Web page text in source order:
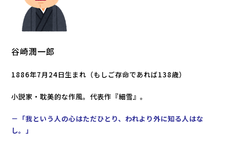
谷崎潤一郎
1886年7月24日生まれ（もしご存命であれば138歳）
小説家・耽美的な作風。代表作『細雪』。
－「我という人の心はただひとり、われより外に知る人はな
し。」